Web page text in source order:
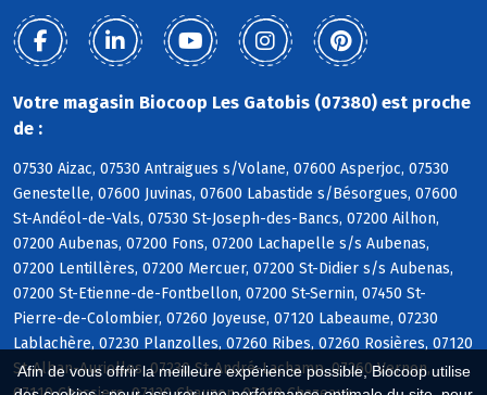
Afin de vous offrir la meilleure expérience possible, Biocoop utilise
Votre magasin Biocoop Les Gatobis (07380) est proche
de :
07530 Aizac, 07530 Antraigues s/Volane, 07600 Asperjoc, 07530
Genestelle, 07600 Juvinas, 07600 Labastide s/Bésorgues, 07600
St-Andéol-de-Vals, 07530 St-Joseph-des-Bancs, 07200 Ailhon,
07200 Aubenas, 07200 Fons, 07200 Lachapelle s/s Aubenas,
07200 Lentillères, 07200 Mercuer, 07200 St-Didier s/s Aubenas,
07200 St-Etienne-de-Fontbellon, 07200 St-Sernin, 07450 St-
Pierre-de-Colombier, 07260 Joyeuse, 07120 Labeaume, 07230
Lablachère, 07230 Planzolles, 07260 Ribes, 07260 Rosières, 07120
St-Alban-Auriolles, 07230 St-André-Lachamp, 07260 Vernon,